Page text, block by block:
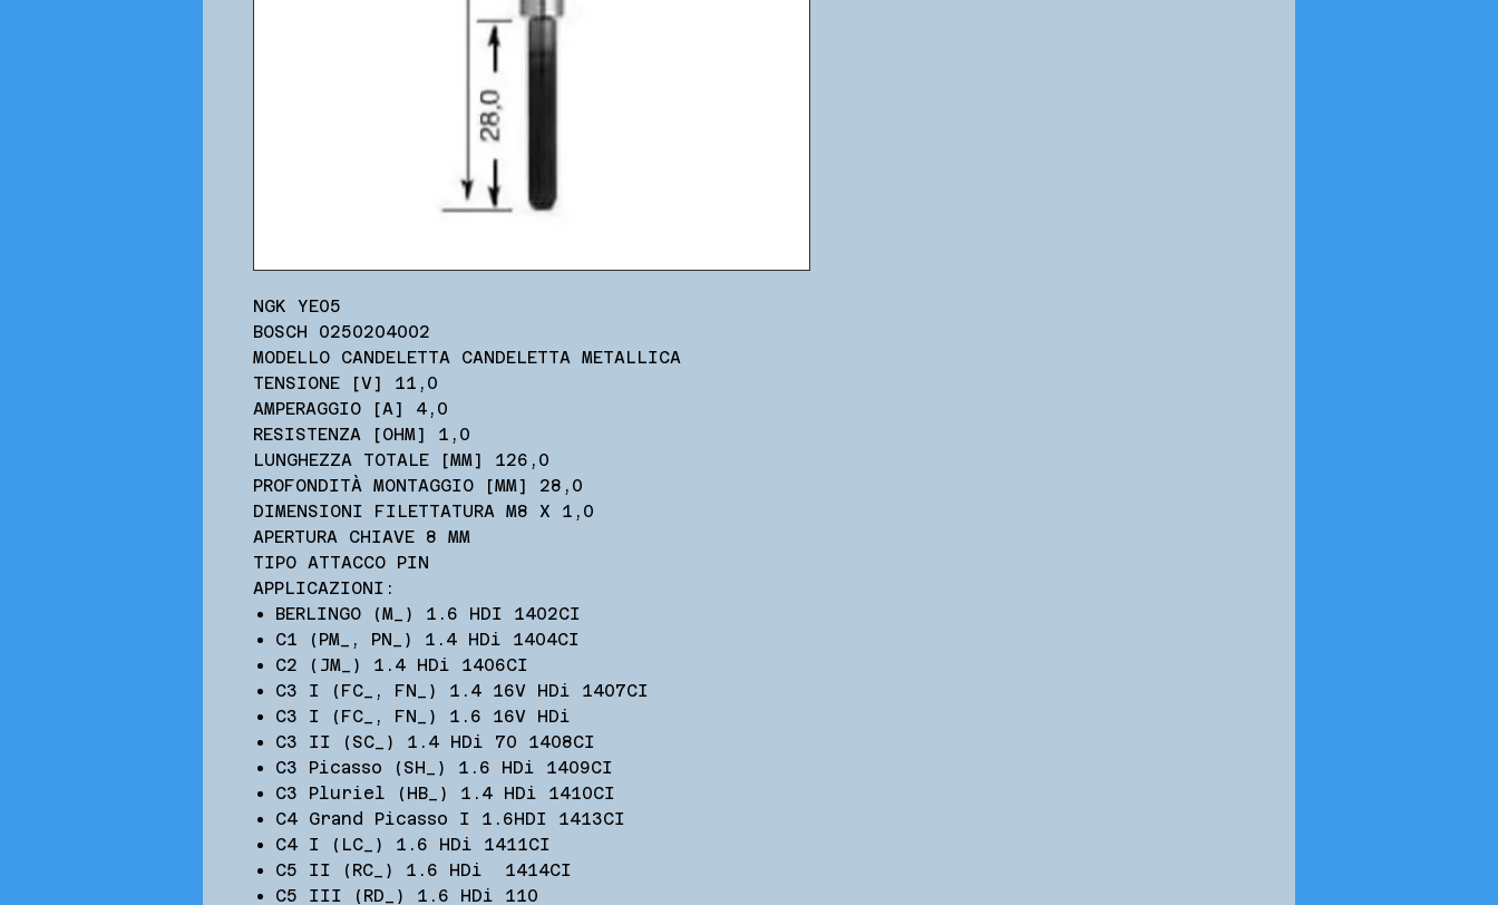
NGK YE05
BOSCH 0250204002
MODELLO CANDELETTA CANDELETTA METALLICA
TENSIONE [V] 11,0
AMPERAGGIO [A] 4,0
RESISTENZA [OHM] 1,0
LUNGHEZZA TOTALE [MM] 126,0
PROFONDITÀ MONTAGGIO [MM] 28,0
DIMENSIONI FILETTATURA M8 X 1,0
APERTURA CHIAVE 8 MM
TIPO ATTACCO PIN
APPLICAZIONI:
BERLINGO (M_) 1.6 HDI 1402CI
C1 (PM_, PN_) 1.4 HDi 1404CI
C2 (JM_) 1.4 HDi 1406CI
C3 I (FC_, FN_) 1.4 16V HDi 1407CI
C3 I (FC_, FN_) 1.6 16V HDi
C3 II (SC_) 1.4 HDi 70 1408CI
C3 Picasso (SH_) 1.6 HDi 1409CI
C3 Pluriel (HB_) 1.4 HDi 1410CI
C4 Grand Picasso I 1.6HDI 1413CI
C4 I (LC_) 1.6 HDi 1411CI
C5 II (RC_) 1.6 HDi 1414CI
C5 III (RD_) 1.6 HDi 110